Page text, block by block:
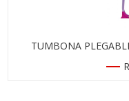
TUMBONA